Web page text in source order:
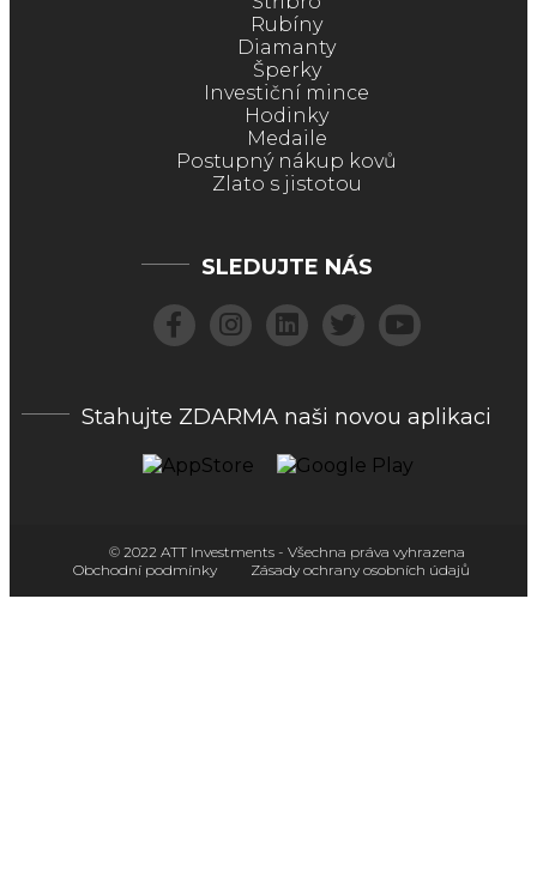
Rubíny
Diamanty
Šperky
Investiční mince
Hodinky
Medaile
Postupný nákup kovů
Zlato s jistotou
SLEDUJTE NÁS
Stahujte ZDARMA naši novou aplikaci
© 2022 ATT Investments - Všechna práva vyhrazena
Obchodní podmínky
Zásady ochrany osobních údajů